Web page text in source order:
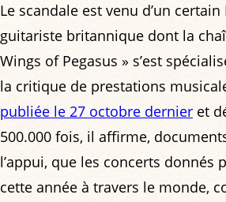
Le scandale est venu d’un certain
guitariste britannique dont la
Wings of Pegasus » s’est
la critique de prestations
publiée le 27 octobre dernier et
500.000 fois, il affirme,
l’appui, que les concerts donnés
cette année à travers le monde,